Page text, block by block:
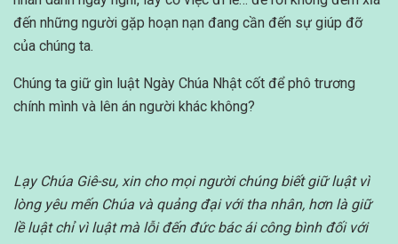
đến những người gặp hoạn nạn đang cần đến sự giúp đỡ
của chúng ta.
Chúng ta giữ gìn luật Ngày Chúa Nhật cốt để phô trương
chính mình và lên án người khác không?
Lạy Chúa Giê-su, xin cho mọi người chúng biết giữ luật vì
lòng yêu mến Chúa và quảng đại với tha nhân, hơn là giữ
lề luật chỉ vì luật mà lỗi đến đức bác ái công bình đối với